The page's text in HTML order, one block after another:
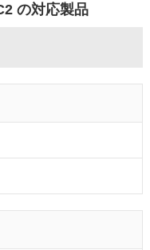
の対応製品